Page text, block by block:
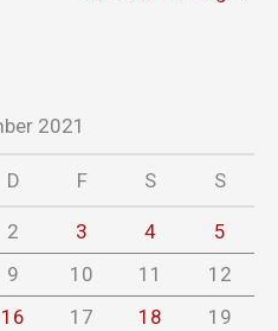
2021
D F S S
2 3 4
5
9 10 11
12
16 17 18
19